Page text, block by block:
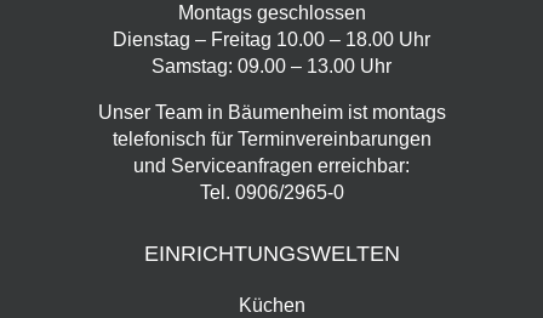
Montags geschlossen
Dienstag – Freitag 10.00 – 18.00 Uhr
Samstag: 09.00 – 13.00 Uhr
Unser Team in Bäumenheim ist montags
telefonisch für Terminvereinbarungen
und Serviceanfragen erreichbar:
Tel. 0906/2965-0
EINRICHTUNGSWELTEN
Küchen